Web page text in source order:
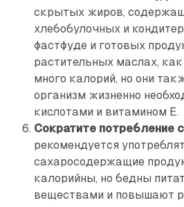
скрытых жиров,
хлебобулочных и
фастфуде и готовых
растительных маслах,
много калорий, но они
организм жизненно
кислотами и витамином E.
Сократите потребление
рекомендуется
сахаросодержащие
калорийны, но бедны
веществами и повышают